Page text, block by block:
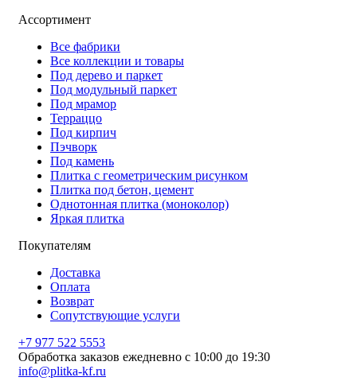
Ассортимент
Все фабрики
Все коллекции и товары
Под дерево и паркет
Под модульный паркет
Под мрамор
Терраццо
Под кирпич
Пэчворк
Под камень
Плитка с геометрическим рисунком
Плитка под бетон, цемент
Однотонная плитка (моноколор)
Яркая плитка
Покупателям
Доставка
Оплата
Возврат
Сопутствующие услуги
+7 977 522 5553
Обработка заказов ежедневно с 10:00 до 19:30
info@plitka-kf.ru